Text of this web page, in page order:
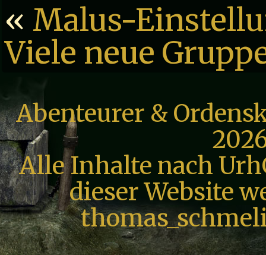
« Malus-
Viele neue
Abenteurer &
Alle Inhalte nach
dieser Website